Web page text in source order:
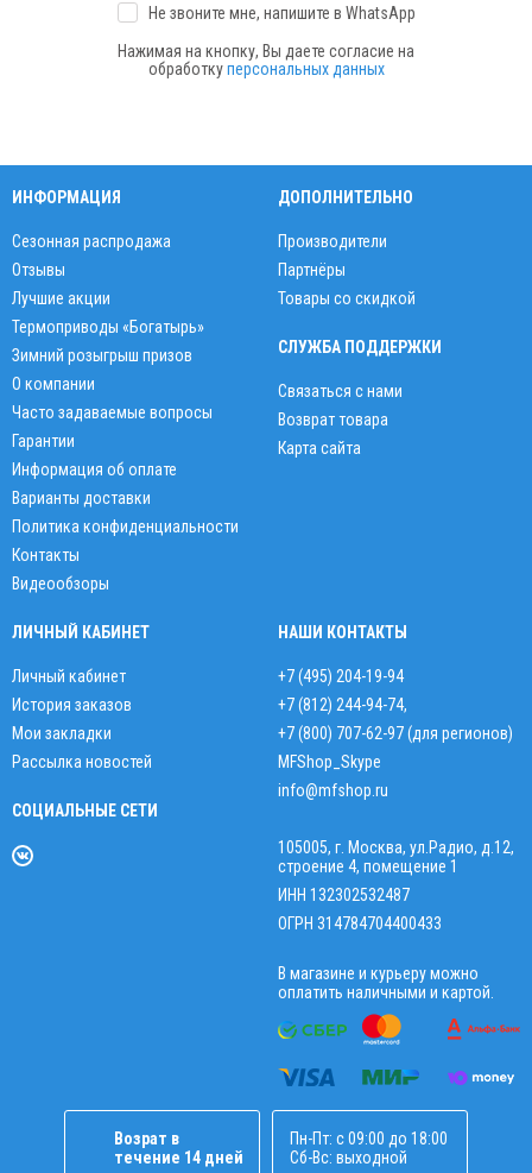
Не звоните мне, напишите в WhatsApp
Нажимая на кнопку, Вы даете согласие на
обработкуперсональных данных
ИНФОРМАЦИЯ
Сезонная распродажа
Отзывы
Лучшие акции
Термоприводы «Богатырь»
Зимний розыгрыш призов
О компании
Часто задаваемые вопросы
Гарантии
Информация об оплате
Варианты доставки
Политика конфиденциальности
Контакты
Видеообзоры
ДОПОЛНИТЕЛЬНО
Производители
Партнёры
Товары со скидкой
СЛУЖБА ПОДДЕРЖКИ
Связаться с нами
Возврат товара
Карта сайта
ЛИЧНЫЙ КАБИНЕТ
Личный кабинет
История заказов
Мои закладки
Рассылка новостей
СОЦИАЛЬНЫЕ СЕТИ
НАШИ КОНТАКТЫ
+7 (495) 204-19-94
+7 (812) 244-94-74,
+7 (800) 707-62-97 (для регионов)
MFShop_Skype
info@mfshop.ru
105005, г. Москва, ул.Радио, д.12,
строение 4, помещение 1
ИНН 132302532487
ОГРН 314784704400433
В магазине и курьеру можно
оплатить наличными и картой.
Возрат в
течение 14 дней
Пн-Пт: с 09:00 до 18:00
Сб-Вс: выходной